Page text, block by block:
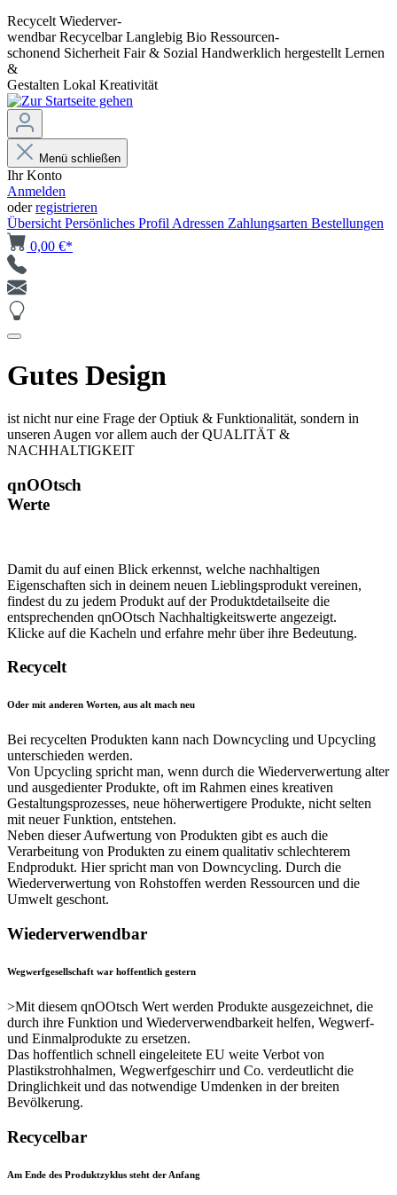
Recycelt Wiederver-
wendbar Recycelbar Langlebig Bio Ressourcen-
schonend Sicherheit Fair & Sozial Handwerklich hergestellt Lernen
&
Gestalten Lokal Kreativität
Menü schließen
Ihr Konto
Anmelden
oderregistrieren
Übersicht Persönliches Profil Adressen Zahlungsarten Bestellungen
0,00 €*
Gutes Design
ist nicht nur eine Frage der Optiuk & Funktionalität, sondern in
unseren Augen vor allem auch der QUALITÄT &
NACHHALTIGKEIT
qnOOtsch
Werte
Damit du auf einen Blick erkennst, welche nachhaltigen
Eigenschaften sich in deinem neuen Lieblingsprodukt vereinen,
findest du zu jedem Produkt auf der Produktdetailseite die
entsprechenden qnOOtsch Nachhaltigkeitswerte angezeigt.
Klicke auf die Kacheln und erfahre mehr über ihre Bedeutung.
Recycelt
Oder mit anderen Worten, aus alt mach neu
Bei recycelten Produkten kann nach Downcycling und Upcycling
unterschieden werden.
Von Upcycling spricht man, wenn durch die Wiederverwertung alter
und ausgedienter Produkte, oft im Rahmen eines kreativen
Gestaltungsprozesses, neue höherwertigere Produkte, nicht selten
mit neuer Funktion, entstehen.
Neben dieser Aufwertung von Produkten gibt es auch die
Verarbeitung von Produkten zu einem qualitativ schlechterem
Endprodukt. Hier spricht man von Downcycling. Durch die
Wiederverwertung von Rohstoffen werden Ressourcen und die
Umwelt geschont.
Wiederverwendbar
Wegwerfgesellschaft war hoffentlich gestern
>Mit diesem qnOOtsch Wert werden Produkte ausgezeichnet, die
durch ihre Funktion und Wiederverwendbarkeit helfen, Wegwerf-
und Einmalprodukte zu ersetzen.
Das hoffentlich schnell eingeleitete EU weite Verbot von
Plastikstrohhalmen, Wegwerfgeschirr und Co. verdeutlicht die
Dringlichkeit und das notwendige Umdenken in der breiten
Bevölkerung.
Recycelbar
Am Ende des Produktzyklus steht der Anfang